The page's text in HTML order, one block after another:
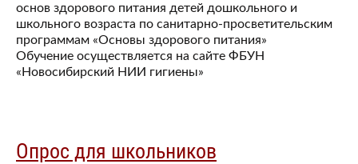
основ здорового питания детей дошкольного и
школьного возраста по санитарно-просветительским
программам «Основы здорового питания»
Обучение осуществляется на сайте ФБУН
«Новосибирский НИИ гигиены»
Опрос для школьников